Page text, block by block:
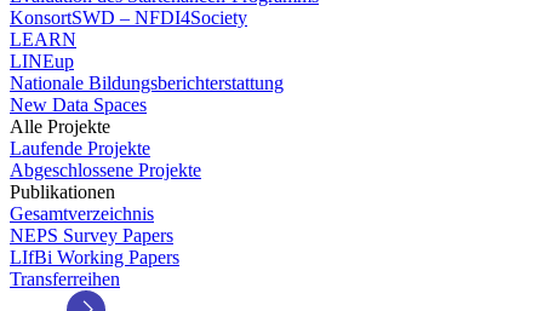
KonsortSWD – NFDI4Society
LEARN
LINEup
Nationale Bildungsberichterstattung
New Data Spaces
Alle Projekte
Laufende Projekte
Abgeschlossene Projekte
Publikationen
Gesamtverzeichnis
NEPS Survey Papers
LIfBi Working Papers
Transferreihen